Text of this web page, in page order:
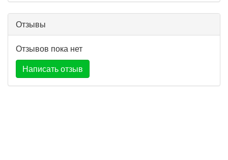
Отзывы
Отзывов пока нет
Написать отзыв